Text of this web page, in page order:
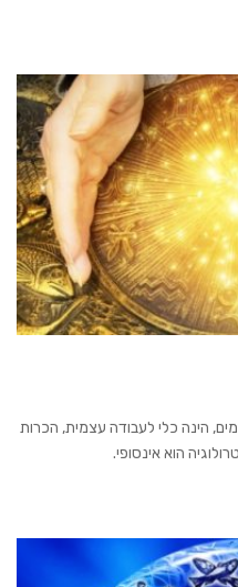
הינה כלי לעבודה עצמית, הכרות
הוא אינסופי.